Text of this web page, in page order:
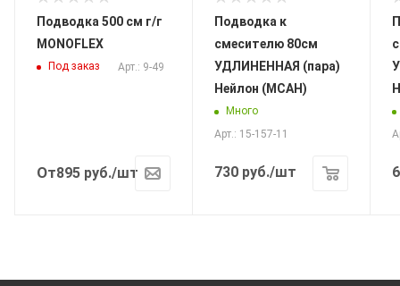
Подводка 500 см г/г
MONOFLEX
Под заказ Арт.: 9-49
От895 руб./шт
Подводка к
смесителю 80см
УДЛИНЕННАЯ (пара)
Нейлон (МСАН)
Много
Арт.: 15-157-11
730 руб./шт